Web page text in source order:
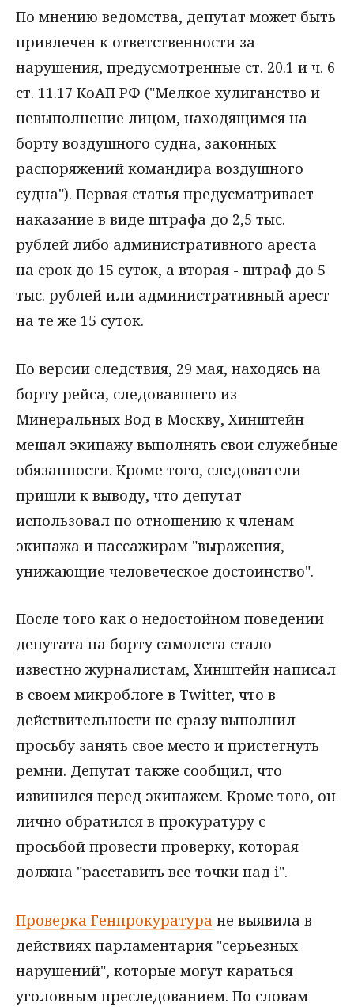
По мнению ведомства, депутат может быть
привлечен к ответственности за
нарушения, предусмотренные ст. 20.1 и ч. 6
ст. 11.17 КоАП РФ ("Мелкое хулиганство и
невыполнение лицом, находящимся на
борту воздушного судна, законных
распоряжений командира воздушного
судна"). Первая статья предусматривает
наказание в виде штрафа до 2,5 тыс.
рублей либо административного ареста
на срок до 15 суток, а вторая - штраф до 5
тыс. рублей или административный арест
на те же 15 суток.
По версии следствия, 29 мая, находясь на
борту рейса, следовавшего из
Минеральных Вод в Москву, Хинштейн
мешал экипажу выполнять свои служебные
обязанности. Кроме того, следователи
пришли к выводу, что депутат
использовал по отношению к членам
экипажа и пассажирам "выражения,
унижающие человеческое достоинство".
После того как о недостойном поведении
депутата на борту самолета стало
известно журналистам, Хинштейн написал
в своем микроблоге в Twitter, что в
действительности не сразу выполнил
просьбу занять свое место и пристегнуть
ремни. Депутат также сообщил, что
извинился перед экипажем. Кроме того, он
лично обратился в прокуратуру с
просьбой провести проверку, которая
должна "расставить все точки над i".
Проверка Генпрокуратура не выявила в
действиях парламентария "серьезных
нарушений", которые могут караться
уголовным преследованием. По словам